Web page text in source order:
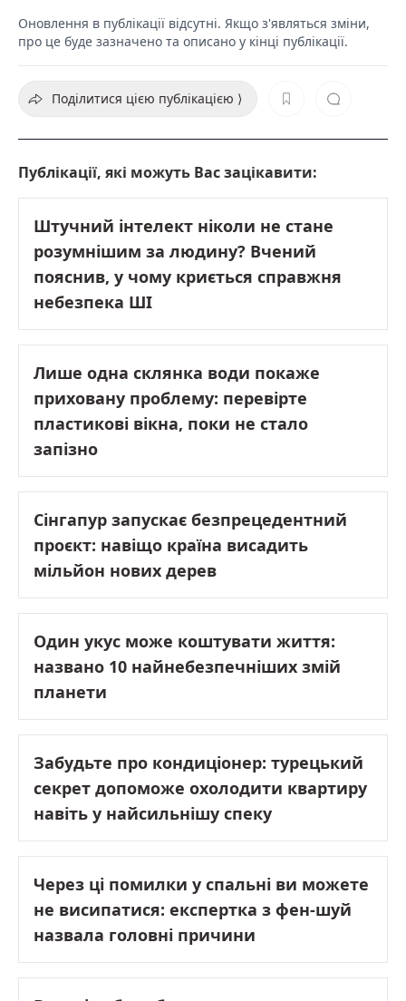
Оновлення в публікації відсутні. Якщо з'являться зміни,
про це буде зазначено та описано у кінці публікації.
Поділитися цією публікацією ⟩
Публікації, які можуть Вас зацікавити:
Штучний інтелект ніколи не стане
розумнішим за людину? Вчений
пояснив, у чому криється справжня
небезпека ШІ
Лише одна склянка води покаже
приховану проблему: перевірте
пластикові вікна, поки не стало
запізно
Сінгапур запускає безпрецедентний
проєкт: навіщо країна висадить
мільйон нових дерев
Один укус може коштувати життя:
названо 10 найнебезпечніших змій
планети
Забудьте про кондиціонер: турецький
секрет допоможе охолодити квартиру
навіть у найсильнішу спеку
Через ці помилки у спальні ви можете
не висипатися: експертка з фен-шуй
назвала головні причини